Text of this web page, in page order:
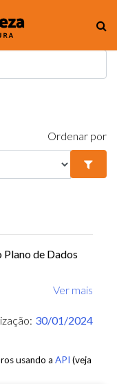
Ordenar por
de Dados
Ver mais
30/01/2024
usando a API (veja